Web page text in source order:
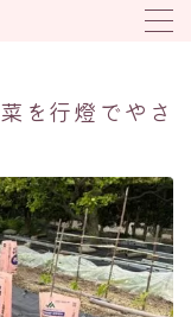
を行燈でやさ